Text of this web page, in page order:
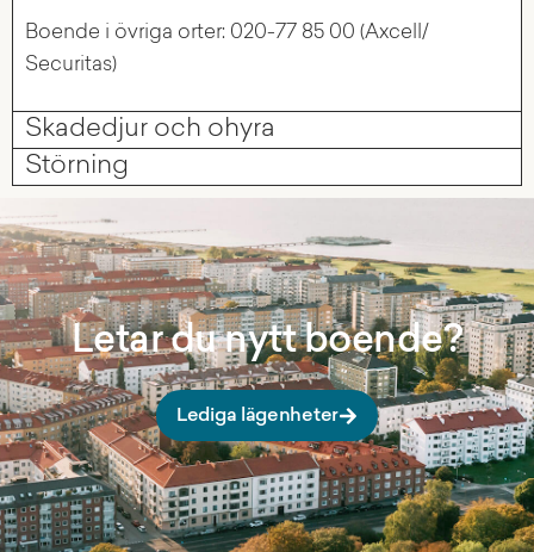
Boende i övriga orter: 020-77 85 00 (Axcell/
Securitas)
Skadedjur och ohyra
Störning
Letar du nytt boende?
Lediga lägenheter